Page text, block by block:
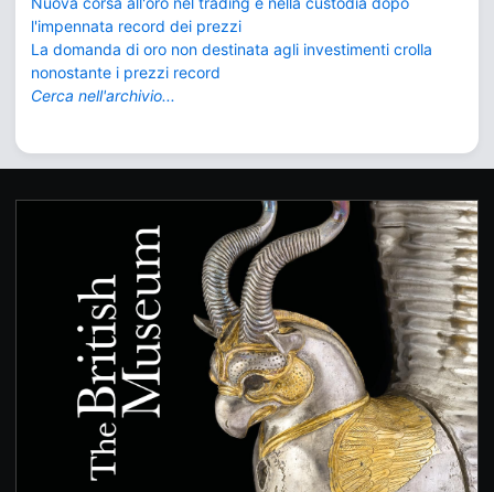
l'impennata record dei prezzi
La domanda di oro non destinata agli investimenti crolla
nonostante i prezzi record
Cerca nell'archivio...